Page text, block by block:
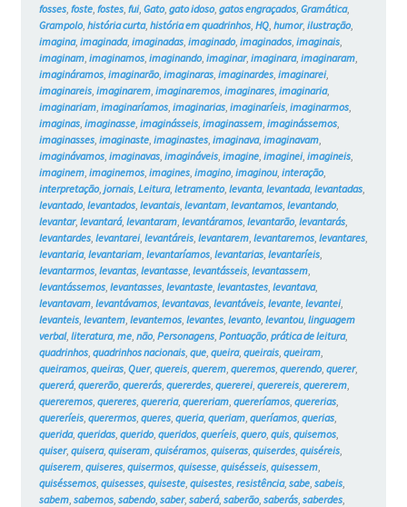
fosses, foste, fostes, fui, Gato, gato idoso, gatos engraçados, Gramática,
Grampolo, história curta, história em quadrinhos, HQ, humor, ilustração,
imagina, imaginada, imaginadas, imaginado, imaginados, imaginais,
imaginam, imaginamos, imaginando, imaginar, imaginara, imaginaram,
imagináramos, imaginarão, imaginaras, imaginardes, imaginarei,
imaginareis, imaginarem, imaginaremos, imaginares, imaginaria,
imaginariam, imaginaríamos, imaginarias, imaginaríeis, imaginarmos,
imaginas, imaginasse, imaginásseis, imaginassem, imaginássemos,
imaginasses, imaginaste, imaginastes, imaginava, imaginavam,
imaginávamos, imaginavas, imagináveis, imagine, imaginei, imagineis,
imaginem, imaginemos, imagines, imagino, imaginou, interação,
interpretação, jornais, Leitura, letramento, levanta, levantada, levantadas,
levantado, levantados, levantais, levantam, levantamos, levantando,
levantar, levantará, levantaram, levantáramos, levantarão, levantarás,
levantardes, levantarei, levantáreis, levantarem, levantaremos, levantares,
levantaria, levantariam, levantaríamos, levantarias, levantaríeis,
levantarmos, levantas, levantasse, levantásseis, levantassem,
levantássemos, levantasses, levantaste, levantastes, levantava,
levantavam, levantávamos, levantavas, levantáveis, levante, levantei,
levanteis, levantem, levantemos, levantes, levanto, levantou, linguagem
verbal, literatura, me, não, Personagens, Pontuação, prática de leitura,
quadrinhos, quadrinhos nacionais, que, queira, queirais, queiram,
queiramos, queiras, Quer, quereis, querem, queremos, querendo, querer,
quererá, quererão, quererás, quererdes, quererei, querereis, quererem,
quereremos, quereres, quereria, quereriam, quereríamos, quererias,
quereríeis, querermos, queres, queria, queriam, queríamos, querias,
querida, queridas, querido, queridos, queríeis, quero, quis, quisemos,
quiser, quisera, quiseram, quiséramos, quiseras, quiserdes, quiséreis,
quiserem, quiseres, quisermos, quisesse, quisésseis, quisessem,
quiséssemos, quisesses, quiseste, quisestes, resistência, sabe, sabeis,
sabem, sabemos, sabendo, saber, saberá, saberão, saberás, saberdes,